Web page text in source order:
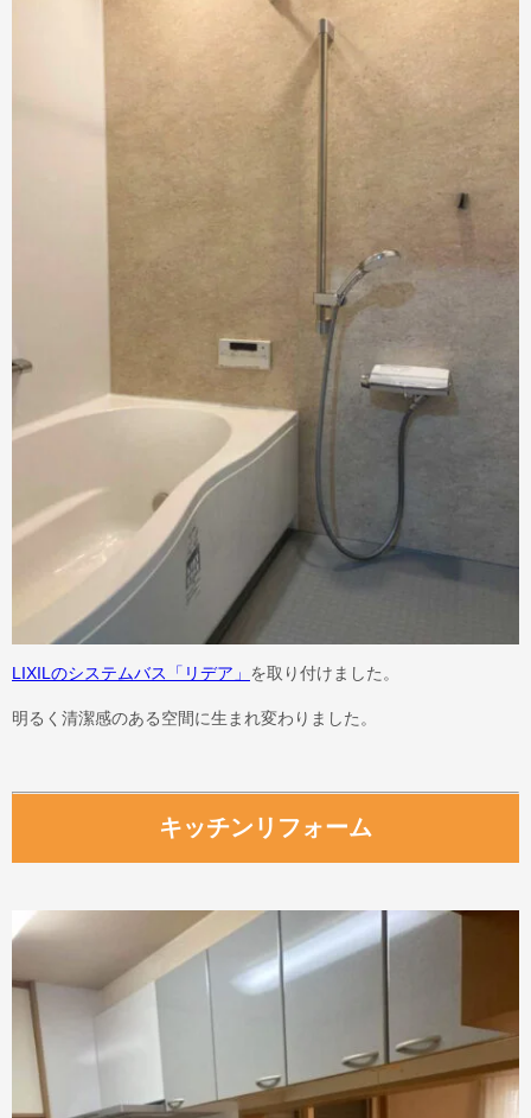
LIXILのシステムバス「リデア」 を取り付けました。
明るく清潔感のある空間に生まれ変わりました。
キッチンリフォーム